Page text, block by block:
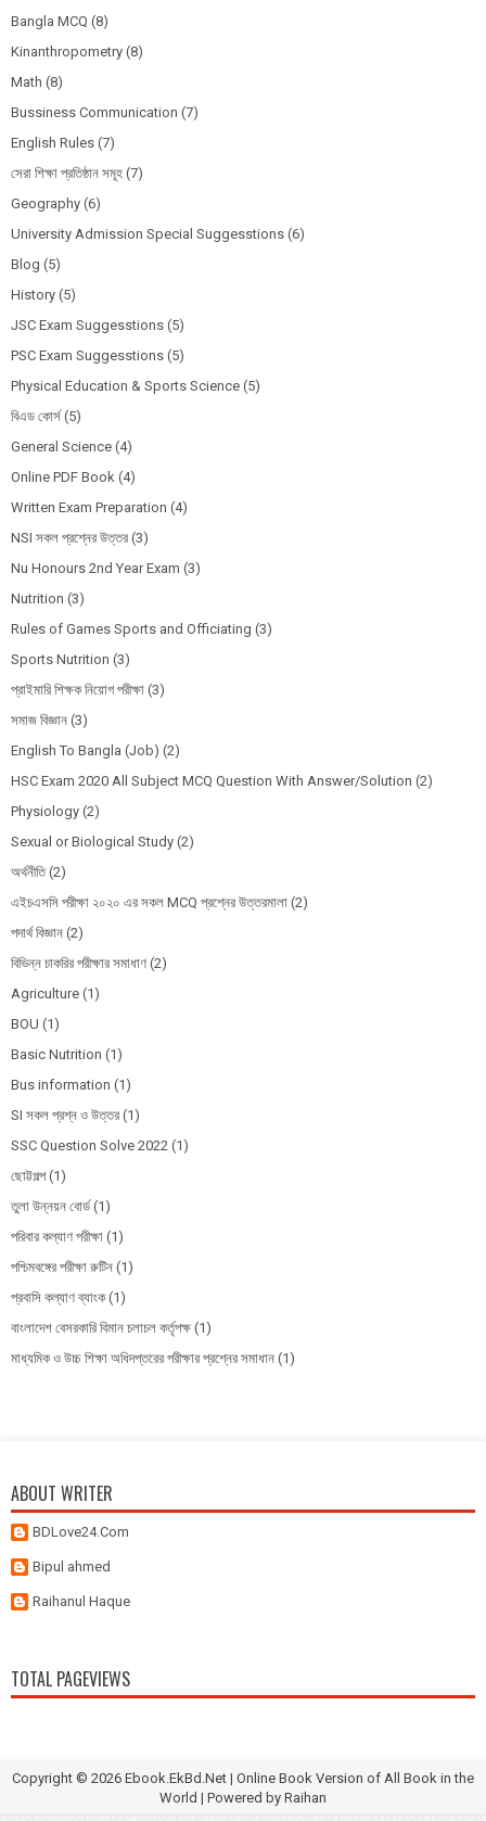
Bangla MCQ (8)
Kinanthropometry (8)
Math (8)
Bussiness Communication (7)
English Rules (7)
সেরা শিক্ষা প্রতিষ্ঠান সমূহ (7)
Geography (6)
University Admission Special Suggesstions (6)
Blog (5)
History (5)
JSC Exam Suggesstions (5)
PSC Exam Suggesstions (5)
Physical Education & Sports Science (5)
বিএড কোর্স (5)
General Science (4)
Online PDF Book (4)
Written Exam Preparation (4)
NSI সকল প্রশ্নের উত্তর (3)
Nu Honours 2nd Year Exam (3)
Nutrition (3)
Rules of Games Sports and Officiating (3)
Sports Nutrition (3)
প্রাইমারি শিক্ষক নিয়োগ পরীক্ষা (3)
সমাজ বিজ্ঞান (3)
English To Bangla (Job) (2)
HSC Exam 2020 All Subject MCQ Question With Answer/Solution (2)
Physiology (2)
Sexual or Biological Study (2)
অর্থনীতি (2)
এইচএসসি পরীক্ষা ২০২০ এর সকল MCQ প্রশ্নের উত্তরমালা (2)
পদার্থ বিজ্ঞান (2)
বিভিন্ন চাকরির পরীক্ষার সমাধাণ (2)
Agriculture (1)
BOU (1)
Basic Nutrition (1)
Bus information (1)
SI সকল প্রশ্ন ও উত্তর (1)
SSC Question Solve 2022 (1)
ছোট্টগল্প (1)
তুলা উন্নয়ন বোর্ড (1)
পরিবার কল্যাণ পরীক্ষা (1)
পশ্চিমবঙ্গের পরীক্ষা রুটিন (1)
প্রবাসি কল্যাণ ব্যাংক (1)
বাংলাদেশ বেসরকারি বিমান চলাচল কর্তৃপক্ষ (1)
মাধ্যমিক ও উচ্চ শিক্ষা অধিদপ্তরের পরীক্ষার প্রশ্নের সমাধান (1)
ABOUT WRITER
BDLove24.Com
Bipul ahmed
Raihanul Haque
TOTAL PAGEVIEWS
Copyright © 2026 Ebook.EkBd.Net | Online Book Version of All Book in the
World | Powered by Raihan